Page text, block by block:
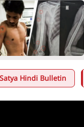
Satya Hindi Bulletin